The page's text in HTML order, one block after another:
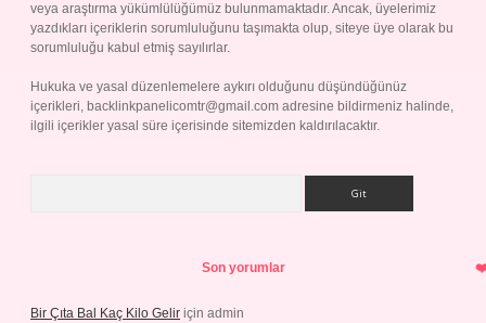
veya araştırma yükümlülüğümüz bulunmamaktadır. Ancak, üyelerimiz
yazdıkları içeriklerin sorumluluğunu taşımakta olup, siteye üye olarak bu
sorumluluğu kabul etmiş sayılırlar.
Hukuka ve yasal düzenlemelere aykırı olduğunu düşündüğünüz
içerikleri, backlinkpanelicomtr@gmail.com adresine bildirmeniz halinde,
ilgili içerikler yasal süre içerisinde sitemizden kaldırılacaktır.
Son yorumlar
Bir Çıta Bal Kaç Kilo Gelir için admin